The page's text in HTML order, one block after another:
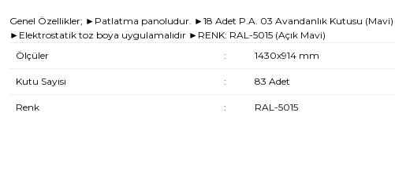
Genel Özellikler; ►Patlatma panoludur. ►18 Adet P.A. 03 Avandanlık Kutusu (Mavi)
►Elektrostatik toz boya uygulamalıdır ►RENK: RAL-5015 (Açık Mavi)
Ölçüler
: 1430x914 mm
Kutu Sayısı : 83 Adet
Renk : RAL-5015